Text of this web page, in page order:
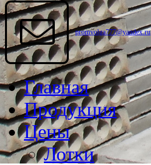
promvolga777@yandex.ru
Главная
Продукция
Цены
Лотки